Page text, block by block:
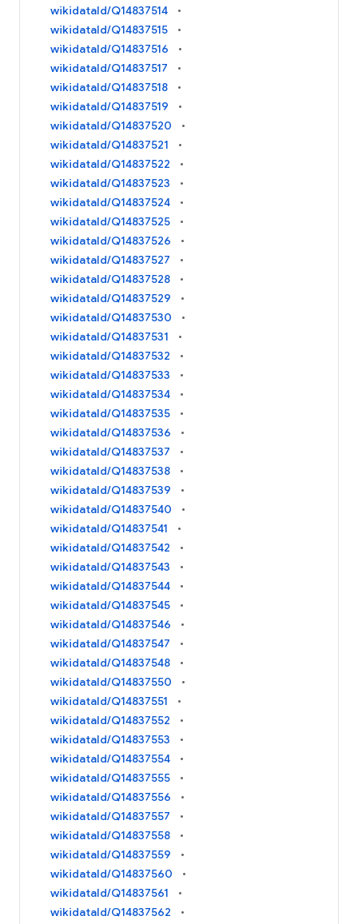
wikidataId/Q14837514
wikidataId/Q14837515
wikidataId/Q14837516
wikidataId/Q14837517
wikidataId/Q14837518
wikidataId/Q14837519
wikidataId/Q14837520
wikidataId/Q14837521
wikidataId/Q14837522
wikidataId/Q14837523
wikidataId/Q14837524
wikidataId/Q14837525
wikidataId/Q14837526
wikidataId/Q14837527
wikidataId/Q14837528
wikidataId/Q14837529
wikidataId/Q14837530
wikidataId/Q14837531
wikidataId/Q14837532
wikidataId/Q14837533
wikidataId/Q14837534
wikidataId/Q14837535
wikidataId/Q14837536
wikidataId/Q14837537
wikidataId/Q14837538
wikidataId/Q14837539
wikidataId/Q14837540
wikidataId/Q14837541
wikidataId/Q14837542
wikidataId/Q14837543
wikidataId/Q14837544
wikidataId/Q14837545
wikidataId/Q14837546
wikidataId/Q14837547
wikidataId/Q14837548
wikidataId/Q14837550
wikidataId/Q14837551
wikidataId/Q14837552
wikidataId/Q14837553
wikidataId/Q14837554
wikidataId/Q14837555
wikidataId/Q14837556
wikidataId/Q14837557
wikidataId/Q14837558
wikidataId/Q14837559
wikidataId/Q14837560
wikidataId/Q14837561
wikidataId/Q14837562